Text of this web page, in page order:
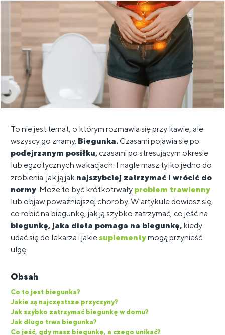
To nie jest temat, o którym rozmawia się przy kawie, ale
wszyscy go znamy. Biegunka.Czasami pojawia się po
podejrzanym posiłku, czasami po stresującym okresie
lub egzotycznych wakacjach. I nagle masz tylko jedno do
zrobienia: jak ją jak najszybciej zatrzymać i wrócić do
normy . Może to być krótkotrwały problem trawienny
lub objaw poważniejszej choroby. W artykule dowiesz się,
co robić na biegunkę, jak ją szybko zatrzymać, co jeść na
biegunkę, jaka dieta pomaga na biegunkę, kiedy
udać się do lekarza i jakiesuplementymogą przynieść
ulgę.
Obsah
Co to jest biegunka?
Jakie są najczęstsze przyczyny?
Jak szybko zatrzymać biegunkę w domu?
Jak długo trwa biegunka?
Co jeść, gdy masz biegunkę, a czego unikać?